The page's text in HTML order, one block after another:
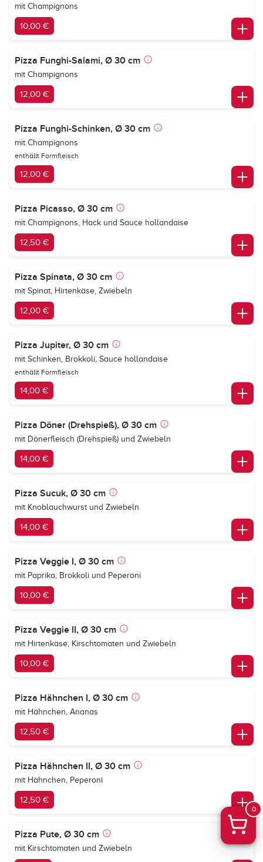
mit Champignons
10,00 €
Pizza Funghi-Salami, Ø 30 cm
mit Champignons
12,00 €
Pizza Funghi-Schinken, Ø 30 cm
mit Champignons
enthällt Formfleisch
12,00 €
Pizza Picasso, Ø 30 cm
mit Champignons, Hack und Sauce hollandaise
12,50 €
Pizza Spinata, Ø 30 cm
mit Spinat, Hirtenkäse, Zwiebeln
12,00 €
Pizza Jupiter, Ø 30 cm
mit Schinken, Brokkoli, Sauce hollandaise
enthällt Formfleisch
14,00 €
Pizza Döner (Drehspieß), Ø 30 cm
mit Dönerfleisch (Drehspieß) und Zwiebeln
14,00 €
Pizza Sucuk, Ø 30 cm
mit Knoblauchwurst und Zwiebeln
14,00 €
Pizza Veggie I, Ø 30 cm
mit Paprika, Brokkoli und Peperoni
10,00 €
Pizza Veggie II, Ø 30 cm
mit Hirtenkäse, Kirschtomaten und Zwiebeln
10,00 €
Pizza Hähnchen I, Ø 30 cm
mit Hähnchen, Ananas
12,50 €
Pizza Hähnchen II, Ø 30 cm
mit Hähnchen, Peperoni
12,50 €
Pizza Pute, Ø 30 cm
mit Kirschtomaten und Zwiebeln
0